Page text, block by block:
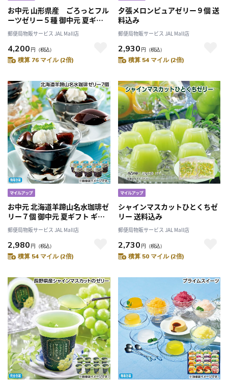
お中元 山形県産 ごろっとフル
ーツゼリー５種 御中元 夏ギフ
ト ギフト 贈答 送料込み
郵便局物販サービス JAL Mall店
4,200 円 （税込）
積算 76 マイル (2倍)
夕張メロンピュアゼリー９個 送
料込み
郵便局物販サービス JAL Mall店
2,930 円 （税込）
積算 54 マイル (2倍)
お中元 北海道羊蹄山名水珈琲ゼ
リー７個 御中元 夏ギフト ギフ
ト 贈答 送料込み
郵便局物販サービス JAL Mall店
2,980 円 （税込）
積算 54 マイル (2倍)
シャインマスカットひとくちゼ
リー 送料込み
郵便局物販サービス JAL Mall店
2,730 円 （税込）
積算 50 マイル (2倍)